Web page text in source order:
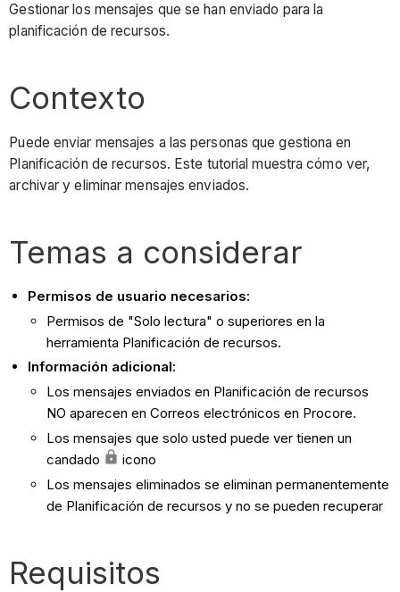
Gestionar los mensajes que se han enviado para la
planificación de recursos.
Contexto
Puede enviar mensajes a las personas que gestiona en
Planificación de recursos. Este tutorial muestra cómo ver,
archivar y eliminar mensajes enviados.
Temas a considerar
Permisos de usuario necesarios:
Permisos de "Solo lectura" o superiores en la
herramienta Planificación de recursos.
Información adicional:
Los mensajes enviados en Planificación de recursos
NO aparecen en Correos electrónicos en Procore.
Los mensajes que solo usted puede ver tienen un
candado
icono
Los mensajes eliminados se eliminan permanentemente
de Planificación de recursos y no se pueden recuperar
Requisitos